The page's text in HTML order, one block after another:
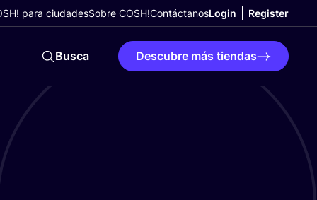
para ciudadesSobre COSH!ContáctanosLogin Register
Busca Descubre más tiendas